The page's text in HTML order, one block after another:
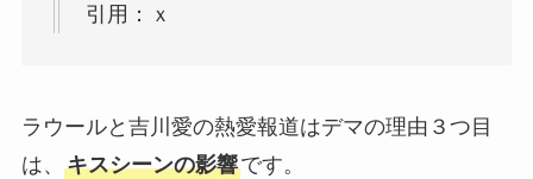
引用：ｘ
ラウールと吉川愛の熱愛報道はデマの理由３つ目
は、 キスシーンの影響です。